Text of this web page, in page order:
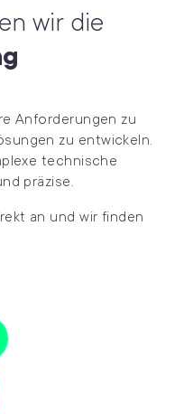
wir die
Anforderungen zu
zu entwickeln.
technische
präzise.
an und wir finden